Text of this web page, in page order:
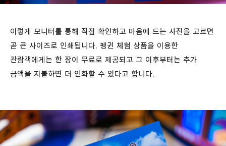
이렇게 모니터를 통해 직접 확인하고 마음에 드는 사진을 고르면
곧 큰 사이즈로 인쇄됩니다. 펭귄 체험 상품을 이용한
관람객에게는 한 장이 무료로 제공되고 그 이후부터는 추가
금액을 지불하면 더 인화할 수 있다고 합니다.